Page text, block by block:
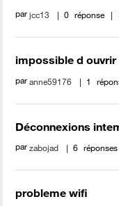
parjcc13 0 réponse
impossible d ouvrir
paranne59176 1
Déconnexions
parzabojad 6 réponses
probleme wifi